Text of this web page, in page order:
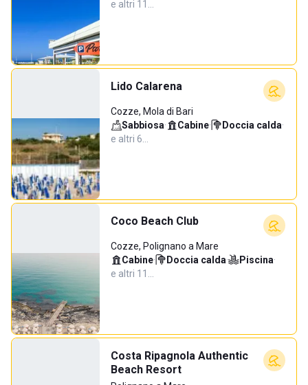
e altri 11…
Lido Calarena
Cozze, Mola di Bari
Sabbiosa· Cabine· Doccia calda·
e altri 6…
Coco Beach Club
Cozze, Polignano a Mare
Cabine· Doccia calda· Piscina·
e altri 11…
Costa Ripagnola Authentic
Beach Resort